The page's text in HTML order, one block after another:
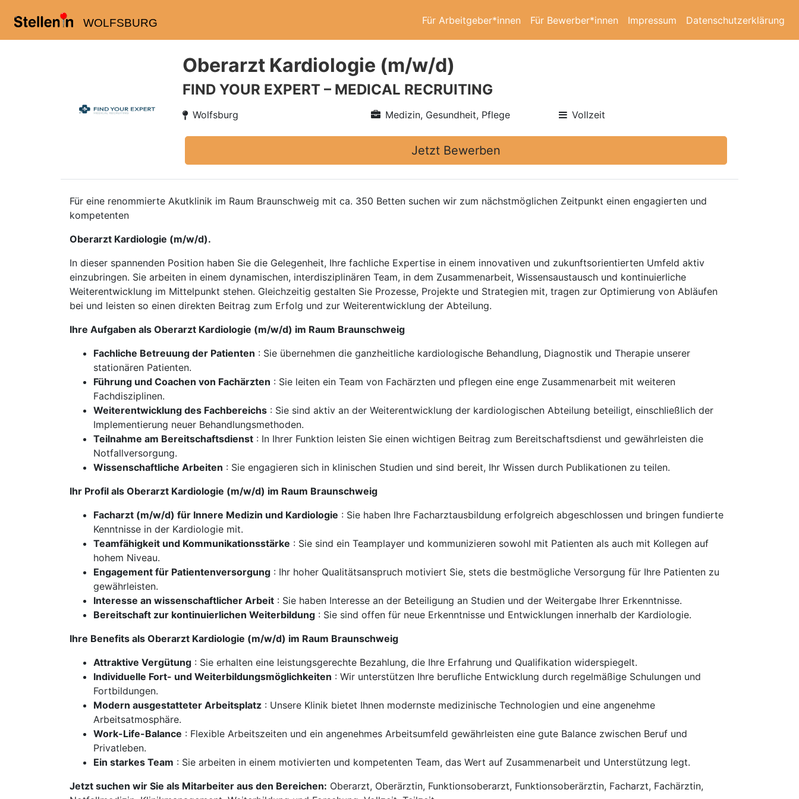
WOLFSBURG Für Arbeitgeber*innen Für Bewerber*innen Impressum Datenschutzerklärung
Oberarzt Kardiologie (m/w/d)
FIND YOUR EXPERT – MEDICAL RECRUITING
Wolfsburg Medizin, Gesundheit, Pflege Vollzeit
Jetzt Bewerben
Für eine renommierte Akutklinik im Raum Braunschweig mit ca. 350 Betten suchen wir zum nächstmöglichen Zeitpunkt einen engagierten und
kompetenten
Oberarzt Kardiologie (m/w/d).
In dieser spannenden Position haben Sie die Gelegenheit, Ihre fachliche Expertise in einem innovativen und zukunftsorientierten Umfeld aktiv
einzubringen. Sie arbeiten in einem dynamischen, interdisziplinären Team, in dem Zusammenarbeit, Wissensaustausch und kontinuierliche
Weiterentwicklung im Mittelpunkt stehen. Gleichzeitig gestalten Sie Prozesse, Projekte und Strategien mit, tragen zur Optimierung von Abläufen
bei und leisten so einen direkten Beitrag zum Erfolg und zur Weiterentwicklung der Abteilung.
Ihre Aufgaben als Oberarzt Kardiologie (m/w/d) im Raum Braunschweig
Fachliche Betreuung der Patienten : Sie übernehmen die ganzheitliche kardiologische Behandlung, Diagnostik und Therapie unserer
stationären Patienten.
Führung und Coachen von Fachärzten : Sie leiten ein Team von Fachärzten und pflegen eine enge Zusammenarbeit mit weiteren
Fachdisziplinen.
Weiterentwicklung des Fachbereichs : Sie sind aktiv an der Weiterentwicklung der kardiologischen Abteilung beteiligt, einschließlich der
Implementierung neuer Behandlungsmethoden.
Teilnahme am Bereitschaftsdienst : In Ihrer Funktion leisten Sie einen wichtigen Beitrag zum Bereitschaftsdienst und gewährleisten die
Notfallversorgung.
Wissenschaftliche Arbeiten : Sie engagieren sich in klinischen Studien und sind bereit, Ihr Wissen durch Publikationen zu teilen.
Ihr Profil als Oberarzt Kardiologie (m/w/d) im Raum Braunschweig
Facharzt (m/w/d) für Innere Medizin und Kardiologie : Sie haben Ihre Facharztausbildung erfolgreich abgeschlossen und bringen fundierte
Kenntnisse in der Kardiologie mit.
Teamfähigkeit und Kommunikationsstärke : Sie sind ein Teamplayer und kommunizieren sowohl mit Patienten als auch mit Kollegen auf
hohem Niveau.
Engagement für Patientenversorgung : Ihr hoher Qualitätsanspruch motiviert Sie, stets die bestmögliche Versorgung für Ihre Patienten zu
gewährleisten.
Interesse an wissenschaftlicher Arbeit : Sie haben Interesse an der Beteiligung an Studien und der Weitergabe Ihrer Erkenntnisse.
Bereitschaft zur kontinuierlichen Weiterbildung : Sie sind offen für neue Erkenntnisse und Entwicklungen innerhalb der Kardiologie.
Ihre Benefits als Oberarzt Kardiologie (m/w/d) im Raum Braunschweig
Attraktive Vergütung : Sie erhalten eine leistungsgerechte Bezahlung, die Ihre Erfahrung und Qualifikation widerspiegelt.
Individuelle Fort- und Weiterbildungsmöglichkeiten : Wir unterstützen Ihre berufliche Entwicklung durch regelmäßige Schulungen und
Fortbildungen.
Modern ausgestatteter Arbeitsplatz : Unsere Klinik bietet Ihnen modernste medizinische Technologien und eine angenehme
Arbeitsatmosphäre.
Work-Life-Balance : Flexible Arbeitszeiten und ein angenehmes Arbeitsumfeld gewährleisten eine gute Balance zwischen Beruf und
Privatleben.
Ein starkes Team : Sie arbeiten in einem motivierten und kompetenten Team, das Wert auf Zusammenarbeit und Unterstützung legt.
Jetzt suchen wir Sie als Mitarbeiter aus den Bereichen: Oberarzt, Oberärztin, Funktionsoberarzt, Funktionsoberärztin, Facharzt, Fachärztin,